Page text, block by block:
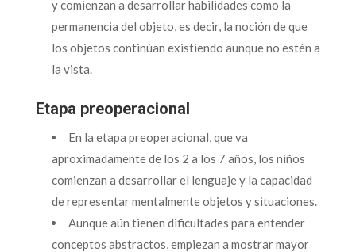
y comienzan a desarrollar habilidades como la
permanencia del objeto, es decir, la noción de que
los objetos continúan existiendo aunque no estén a
la vista.
Etapa preoperacional
En la etapa preoperacional, que va
aproximadamente de los 2 a los 7 años, los niños
comienzan a desarrollar el lenguaje y la capacidad
de representar mentalmente objetos y situaciones.
Aunque aún tienen dificultades para entender
conceptos abstractos, empiezan a mostrar mayor